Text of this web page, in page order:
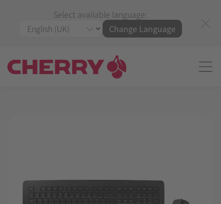
Select available language:
Change Language